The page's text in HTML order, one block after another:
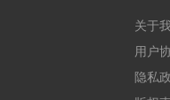
关于
用户
隐私